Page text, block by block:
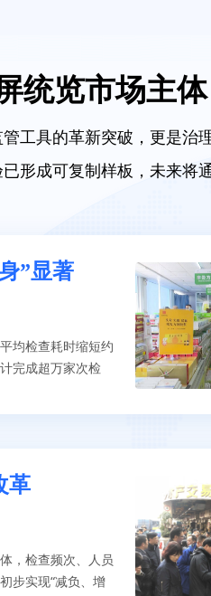
”显著
均检查耗时缩短约
完成超万家次检
统览市场主
管工具的革新突破，更是
形成可复制样板，未来将
革
，检查频次、人员
步实现“减负、增